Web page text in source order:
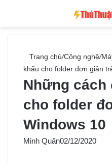
Trang chủ/Công nghệ/
khẩu cho folder đơn giản
Những cách
cho folder
Windows 10
Minh Quân02/12/2020